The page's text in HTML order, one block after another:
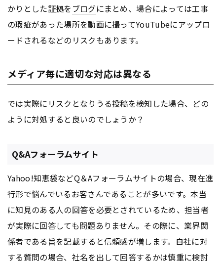
かりとした証拠を ブログにまとめ、場合によっては工事
の瑕疵があった場所を動画に撮ってYouTubeにアップロ
ードされるなどのリスクもあります。
メディア毎に適切な対応は異なる
では実際にリスクとなりうる投稿を検知した場合、どの
ように対処すると良いのでしょうか？
Q&Aフォーラムサイト
Yahoo!知恵袋などQ＆Aフォーラムサイトの場合、現在進
行形で悩んでいるお客さんであることが多いです。本当
に知見のある人の回答を必要とされているため、担当者
が実際に回答しても問題ありません。その際に、業界関
係者である旨を記載すると信頼感が増します。自社に対
する質問の場合、社名を出して回答するかは慎重に検討